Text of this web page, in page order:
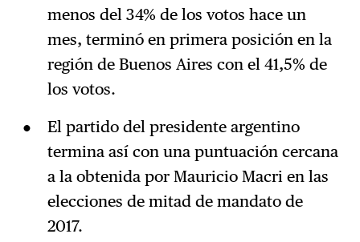
menos del 34% de los votos hace un
mes, terminó en primera posición en la
región de Buenos Aires con el 41,5% de
los votos.
El partido del presidente argentino
termina así con una puntuación cercana
a la obtenida por Mauricio Macri en las
elecciones de mitad de mandato de
2017.